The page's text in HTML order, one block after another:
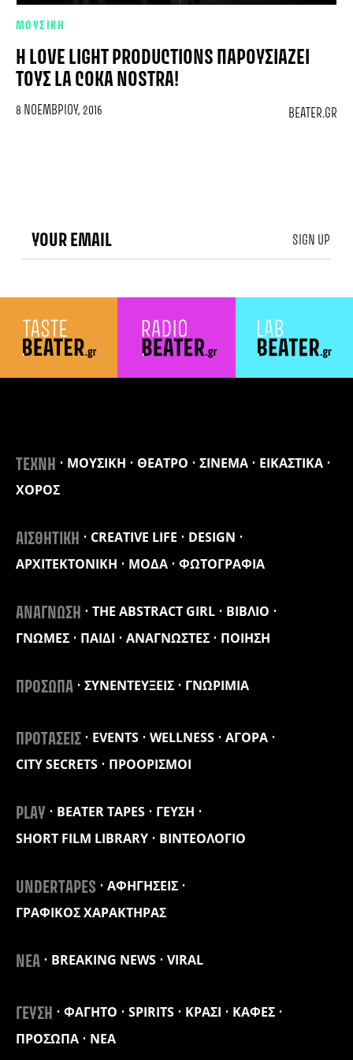
ΜΟΥΣΙΚΗ
H LOVE LIGHT PRODUCTIONS ΠΑΡΟΥΣΙΆΖΕΙ
ΤΟΥΣ LA COKA NOSTRA!
8 ΝΟΕΜΒΡΊΟΥ, 2016 BEATER.GR
ΤΕΧΝΗ ΜΟΥΣΙΚΗ ΘΕΑΤΡΟ ΣΙΝΕΜΑ
ΕΙΚΑΣΤΙΚΑ
ΧΟΡΟΣ
ΑΙΣΘΗΤΙΚΗ CREATIVE LIFE
DESIGN
ΑΡΧΙΤΕΚΤΟΝΙΚΗ
ΜΟΔΑ ΦΩΤΟΓΡΑΦΙΑ
ΑΝΑΓΝΩΣΗ THE ABSTRACT GIRL
ΒΙΒΛΙΟ
ΓΝΩΜΕΣ
ΠΑΙΔΙ ΑΝΑΓΝΩΣΤΕΣ ΠΟΙΗΣΗ
ΠΡΟΣΩΠΑ ΣΥΝΕΝΤΕΥΞΕΙΣ ΓΝΩΡΙΜΙΑ
ΠΡΟΤΑΣΕΙΣ EVENTS WELLNESS
ΑΓΟΡΑ
CITY SECRETS
ΠΡΟΟΡΙΣΜΟΙ
PLAY BEATER TAPES
ΓΕΥΣΗ
SHORT FILM LIBRARY
ΒΙΝΤΕΟΛΟΓΙΟ
UNDERTAPES
ΑΦΗΓΗΣΕΙΣ
ΓΡΑΦΙΚΟΣ ΧΑΡΑΚΤΗΡΑΣ
ΝΕΑ BREAKING NEWS VIRAL
ΓΕΥΣΗ ΦΑΓΗΤΟ SPIRITS ΚΡΑΣΙ
ΚΑΦΕΣ
ΠΡΟΣΩΠΑ
ΝΕΑ
SIGN UP